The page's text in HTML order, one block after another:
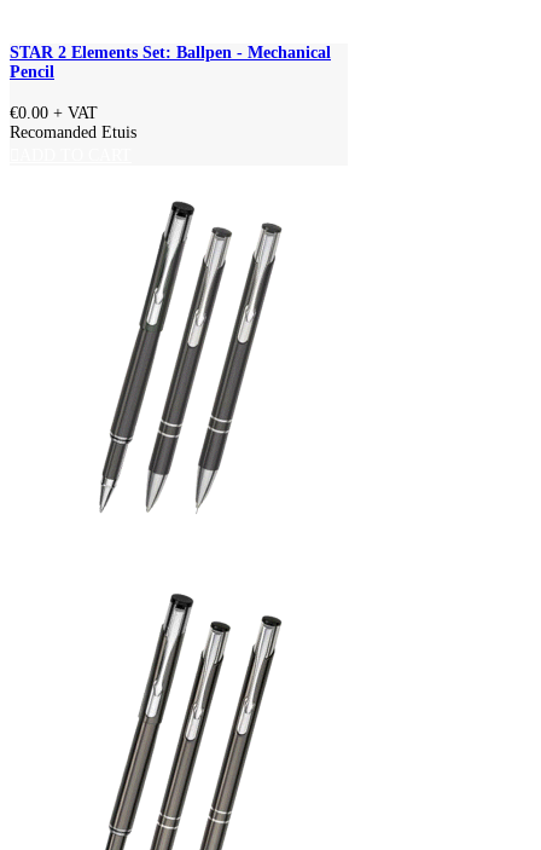
STAR 2 Elements Set: Ballpen - Mechanical
Pencil
€0.00 + VAT
Recomanded Etuis